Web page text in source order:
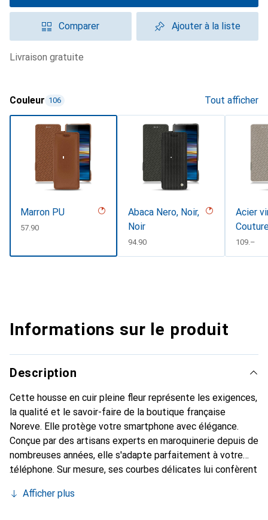
Comparer Ajouter à la liste
livraison gratuite
Couleur 106 Tout afficher
Marron PU
CHF
57.90
Abaca Nero, Noir,
Noir
CHF
94.90
Acier
CHF
109.–
Informations sur le produit
Description
Cette housse en cuir pleine fleur représente les exigences,
la qualité et le savoir-faire de la boutique française
Noreve. Elle protège votre smartphone avec élégance.
Conçue par des artisans experts en maroquinerie depuis de
nombreuses années, elle s'adapte parfaitement à votre
téléphone. Sur mesure, ses courbes délicates lui confèrent
et indispensable pour votre smartphone. Reconnaître
Afficher plus